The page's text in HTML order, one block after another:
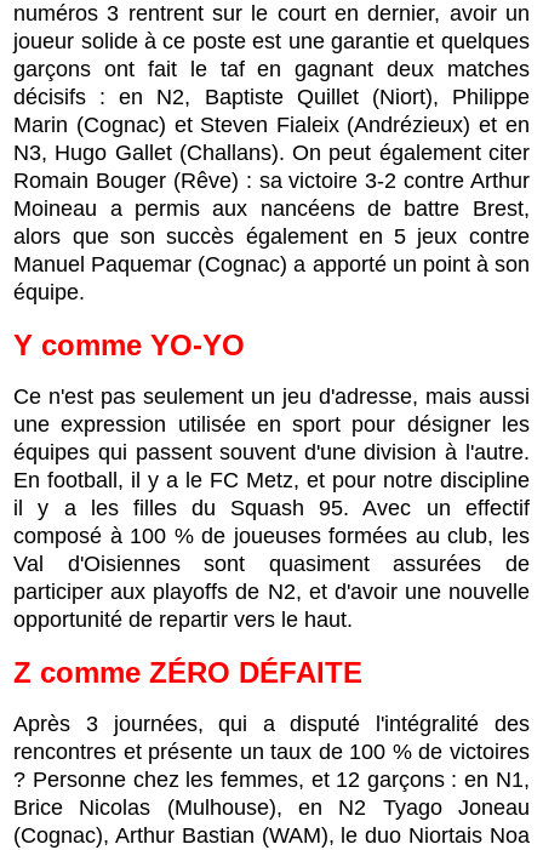
numéros 3 rentrent sur le court en dernier, avoir un
joueur solide à ce poste est une garantie et quelques
garçons ont fait le taf en gagnant deux matches
décisifs : en N2, Baptiste Quillet (Niort), Philippe
Marin (Cognac) et Steven Fialeix (Andrézieux) et en
N3, Hugo Gallet (Challans). On peut également citer
Romain Bouger (Rêve) : sa victoire 3-2 contre Arthur
Moineau a permis aux nancéens de battre Brest,
alors que son succès également en 5 jeux contre
Manuel Paquemar (Cognac) a apporté un point à son
équipe.
Y comme YO-YO
Ce n'est pas seulement un jeu d'adresse, mais aussi
une expression utilisée en sport pour désigner les
équipes qui passent souvent d'une division à l'autre.
En football, il y a le FC Metz, et pour notre discipline
il y a les filles du Squash 95. Avec un effectif
composé à 100 % de joueuses formées au club, les
Val d'Oisiennes sont quasiment assurées de
participer aux playoffs de N2, et d'avoir une nouvelle
opportunité de repartir vers le haut.
Z comme ZÉRO DÉFAITE
Après 3 journées, qui a disputé l'intégralité des
rencontres et présente un taux de 100 % de victoires
? Personne chez les femmes, et 12 garçons : en N1,
Brice Nicolas (Mulhouse), en N2 Tyago Joneau
(Cognac), Arthur Bastian (WAM), le duo Niortais Noa